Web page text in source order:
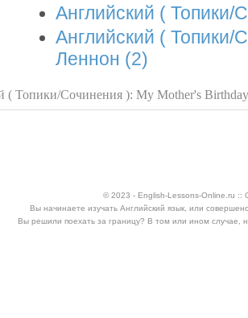
Английский (
Английский (
Леннон (2)
( Топики/Сочинения ): My Mother's
© 2023 - English-Lessons-Online.ru ::
Вы начинаете изучать Английский язык, или
Вы решили поехать за границу? В том или ином случае,